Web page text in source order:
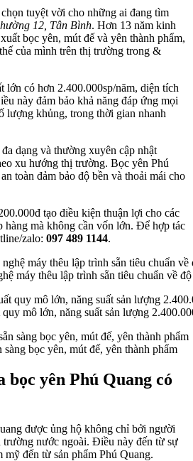
tuyệt vời cho những ai đang tìm
12, Tân Bình. Hơn 13 năm kinh
bọc yên, mút đế và yên thành phẩm,
của mình trên thị trường trong &
lớn có hơn 2.400.000sp/năm, diện tích
này đảm bảo khả năng đáp ứng mọi
lượng khủng, trong thời gian nhanh
dạng và thường xuyên cập nhật
xu hướng thị trường. Bọc yên Phú
toàn đảm bảo độ bền và thoải mái cho
tạo điều kiện thuận lợi cho các
hàng mà không cần vốn lớn. Để hợp tác
zalo: 097 489 1144.
máy thêu lập trình sẵn tiêu chuẩn về
mô lớn, năng suất sản lượng
bọc yên, mút đế, yên thành phẩm
bọc yên Phú Quang có
được ủng hộ không chỉ bởi người
trường nước ngoài. Điều này đến từ sự
đến từ sản phẩm Phú Quang.